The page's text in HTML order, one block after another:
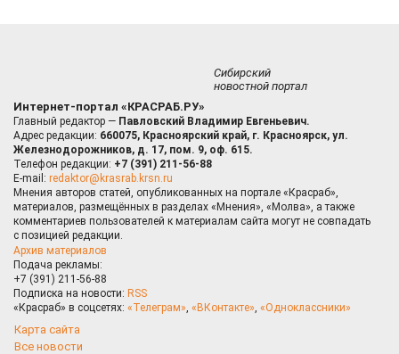
Сибирский
новостной портал
Интернет-портал «КРАСРАБ.РУ»
Главный редактор — Павловский Владимир Евгеньевич.
Адрес редакции: 660075, Красноярский край, г. Красноярск, ул.
Железнодорожников, д. 17, пом. 9, оф. 615.
Телефон редакции: +7 (391) 211-56-88
E-mail: redaktor@krasrab.krsn.ru
Мнения авторов статей, опубликованных на портале «Красраб»,
материалов, размещённых в разделах «Мнения», «Молва», а также
комментариев пользователей к материалам сайта могут не совпадать
с позицией редакции.
Архив материалов
Подача рекламы:
+7 (391) 211-56-88
Подписка на новости: RSS
«Красраб» в соцсетях: «Телеграм», «ВКонтакте», «Одноклассники»
Карта сайта
Все новости